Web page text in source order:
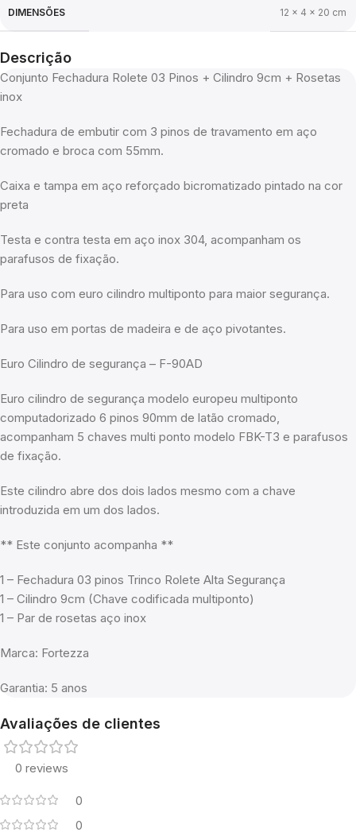
DIMENSÕES 12 × 4 × 20 cm
Descrição
Conjunto Fechadura Rolete 03 Pinos + Cilindro 9cm + Rosetas
inox
Fechadura de embutir com 3 pinos de travamento em aço
cromado e broca com 55mm.
Caixa e tampa em aço reforçado bicromatizado pintado na cor
preta
Testa e contra testa em aço inox 304, acompanham os
parafusos de fixação.
Para uso com euro cilindro multiponto para maior segurança.
Para uso em portas de madeira e de aço pivotantes.
Euro Cilindro de segurança – F-90AD
Euro cilindro de segurança modelo europeu multiponto
computadorizado 6 pinos 90mm de latão cromado,
acompanham 5 chaves multi ponto modelo FBK-T3 e parafusos
de fixação.
Este cilindro abre dos dois lados mesmo com a chave
introduzida em um dos lados.
** Este conjunto acompanha **
1 – Fechadura 03 pinos Trinco Rolete Alta Segurança
1 – Cilindro 9cm (Chave codificada multiponto)
1 – Par de rosetas aço inox
Marca: Fortezza
Garantia: 5 anos
Avaliações de clientes
0 reviews
0
0